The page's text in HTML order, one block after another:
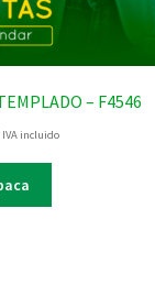
– F4546
IVA incluido